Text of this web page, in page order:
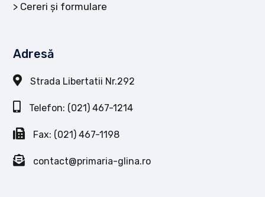
Cereri și formulare
Adresă
Strada Libertatii Nr.292
Telefon: (021) 467-1214
Fax: (021) 467-1198
contact@primaria-glina.ro